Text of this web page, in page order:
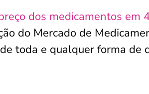
dos medicamentos em
do Mercado de
toda e qualquer forma de